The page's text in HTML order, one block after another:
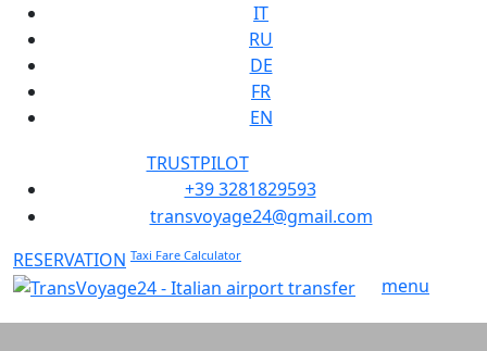
Sélectionnez votre langue
IT
RU
DE
FR
EN
TRUSTPILOT
+39 3281829593
transvoyage24@gmail.com
RESERVATION Taxi Fare Calculator
menu